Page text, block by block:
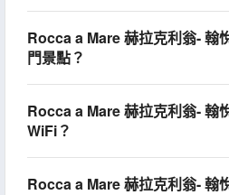
Rocca a Mare 赫拉克利翁- 翰
門景點？
Rocca a Mare 赫拉克利翁- 翰
WiFi？
Rocca a Mare 赫拉克利翁- 翰